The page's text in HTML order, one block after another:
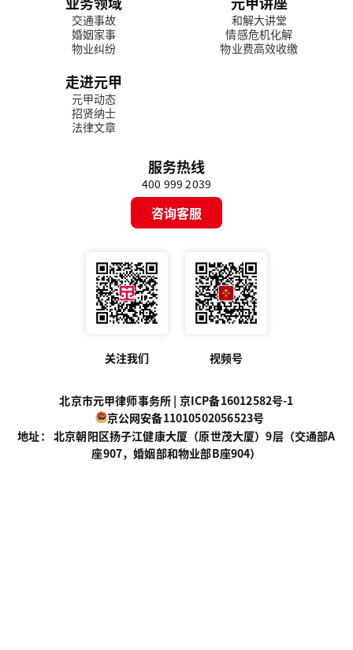
交通事故
婚姻家事
物业纠纷
和解大讲堂
情感危机化解
物业费高效收缴
走进元甲
元甲动态
招贤纳士
法律文章
服务热线
400 999 2039
咨询客服
关注我们 视频号
北京市元甲律师事务所 | 京ICP备16012582号-1
京公网安备11010502056523号
地址： 北京朝阳区扬子江健康大厦（原世茂大厦）9层（交通部A
座907，婚姻部和物业部B座904）